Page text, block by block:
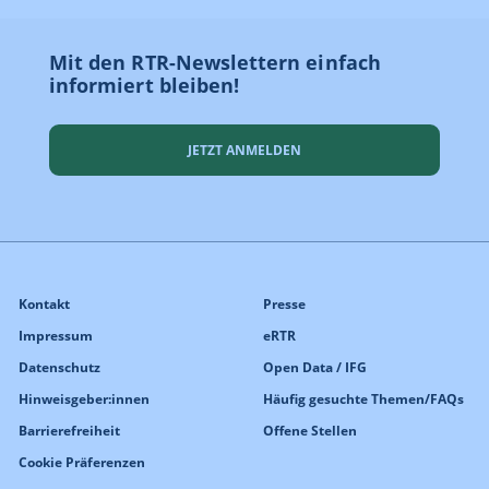
Mit den RTR-Newslettern einfach
informiert bleiben!
JETZT ANMELDEN
Kontakt
Impressum
Datenschutz
Hinweisgeber:innen
Barrierefreiheit
Cookie Präferenzen
Presse
eRTR
Open Data / IFG
Häufig gesuchte Themen/FAQs
Offene Stellen